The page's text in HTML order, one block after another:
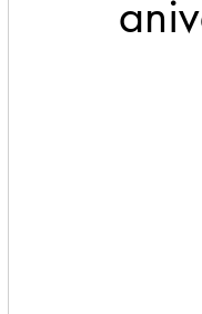
Espectaculos